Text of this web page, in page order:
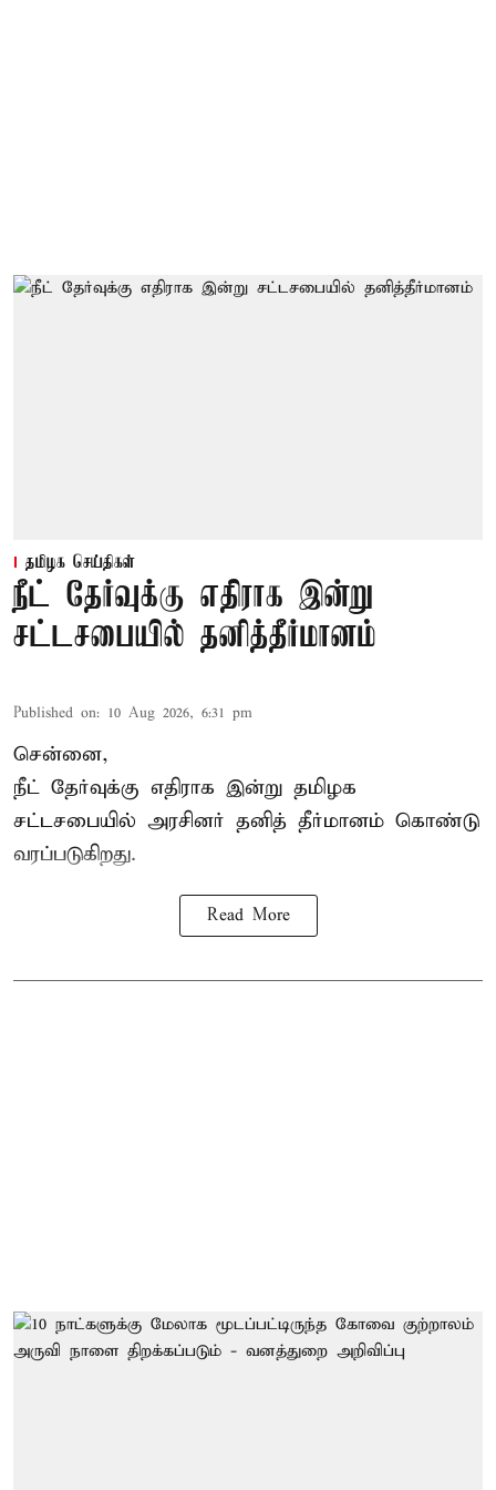
தமிழக செய்திகள்
நீட் தேர்வுக்கு எதிராக இன்று
சட்டசபையில் தனித்தீர்மானம்
Published on: 10 Aug 2026, 6:31 pm
சென்னை,
நீட் தேர்வுக்கு எதிராக இன்று தமிழக
சட்டசபையில் அரசினர் தனித் தீர்மானம் கொண்டு
வரப்படுகிறது.
Read More